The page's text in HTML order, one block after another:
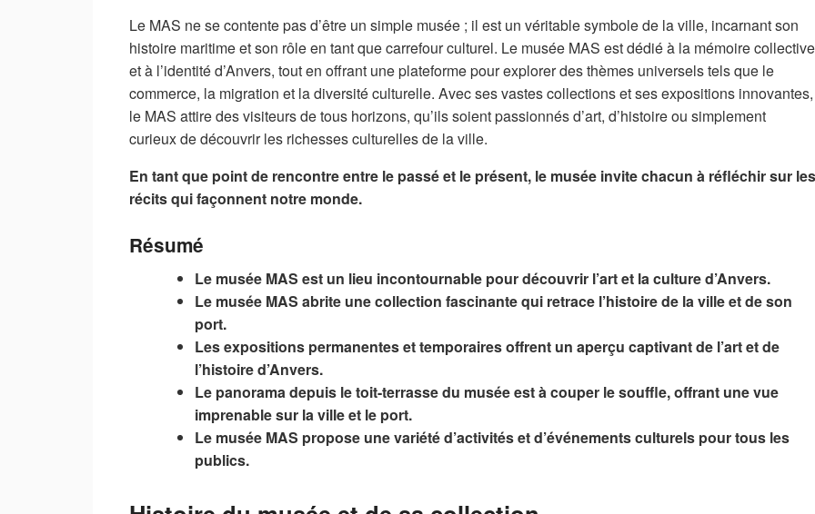
Le MAS ne se contente pas d’être un simple musée ; il est un véritable symbole de la ville, incarnant son
histoire maritime et son rôle en tant que carrefour culturel. Le musée MAS est dédié à la mémoire collective
et à l’identité d’Anvers, tout en offrant une plateforme pour explorer des thèmes universels tels que le
commerce, la migration et la diversité culturelle. Avec ses vastes collections et ses expositions innovantes,
le MAS attire des visiteurs de tous horizons, qu’ils soient passionnés d’art, d’histoire ou simplement
curieux de découvrir les richesses culturelles de la ville.
En tant que point de rencontre entre le passé et le présent, le musée invite chacun à réfléchir sur les
récits qui façonnent notre monde.
Résumé
Le musée MAS est un lieu incontournable pour découvrir l’art et la culture d’Anvers.
Le musée MAS abrite une collection fascinante qui retrace l’histoire de la ville et de son
port.
Les expositions permanentes et temporaires offrent un aperçu captivant de l’art et de
l’histoire d’Anvers.
Le panorama depuis le toit-terrasse du musée est à couper le souffle, offrant une vue
imprenable sur la ville et le port.
Le musée MAS propose une variété d’activités et d’événements culturels pour tous les
publics.